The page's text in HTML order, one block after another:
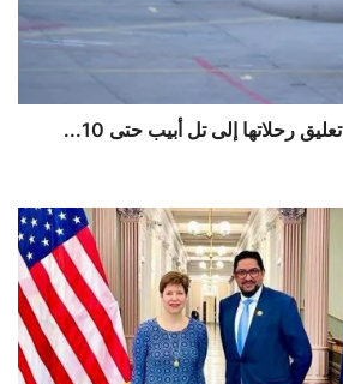
رحلاتها إلى تل أبيب حتى 10...